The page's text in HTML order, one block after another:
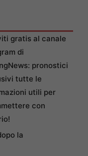
gratis al canale
di
pronostici
tutte le
utili per
con
la